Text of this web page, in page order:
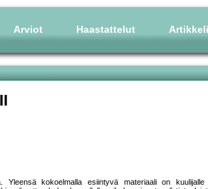
Arviot Haastattelut
Yleensä kokoelmalla esiintyvä materiaali on